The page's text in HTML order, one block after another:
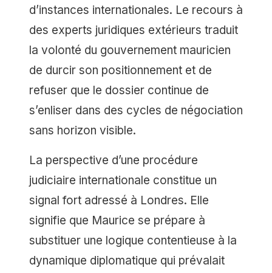
d’instances internationales. Le recours à
des experts juridiques extérieurs traduit
la volonté du gouvernement mauricien
de durcir son positionnement et de
refuser que le dossier continue de
s’enliser dans des cycles de négociation
sans horizon visible.
La perspective d’une procédure
judiciaire internationale constitue un
signal fort adressé à Londres. Elle
signifie que Maurice se prépare à
substituer une logique contentieuse à la
dynamique diplomatique qui prévalait